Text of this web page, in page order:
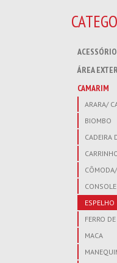
ÁREA
CAMARIM
ARARA/
BIOMBO
CADEIRA
ESPELHO
FERRO
MACA